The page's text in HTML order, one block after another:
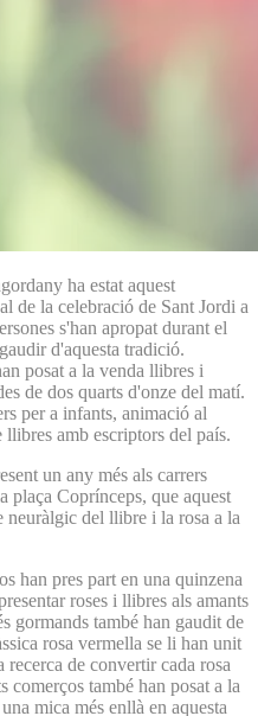
ha estat aquest
de la celebració de Sant Jordi a
s'han apropat durant el
d'aquesta tradició.
posat a la venda llibres i
de dos quarts d'onze del matí.
per a infants, animació al
amb escriptors del país.
un any més als carrers
plaça Coprínceps, que aquest
neuràlgic del llibre i la rosa a la
han pres part en una quinzena
roses i llibres als amants
gormands també han gaudit de
rosa vermella se li han unit
de convertir cada rosa
comerços també han posat a la
mica més enllà en aquesta